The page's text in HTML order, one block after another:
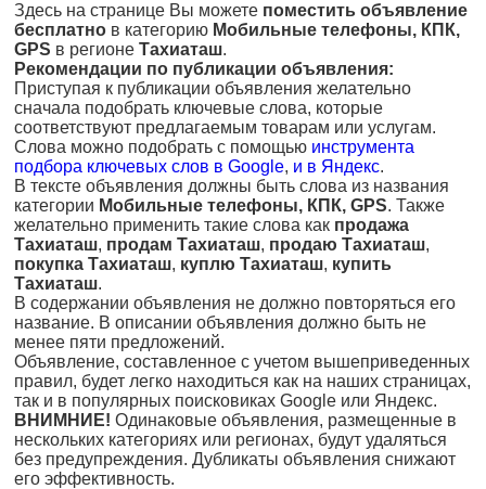
Здесь на странице Вы можете поместить объявление
бесплатно в категорию Мобильные телефоны, КПК,
GPS в регионе Тахиаташ.
Рекомендации по публикации объявления:
Приступая к публикации объявления желательно
сначала подобрать ключевые слова, которые
соответствуют предлагаемым товарам или услугам.
Слова можно подобрать с помощью инструмента
подбора ключевых слов в Google, и в Яндекс.
В тексте объявления должны быть слова из названия
категории Мобильные телефоны, КПК, GPS. Также
желательно применить такие слова как продажа
Тахиаташ, продам Тахиаташ, продаю Тахиаташ,
покупка Тахиаташ, куплю Тахиаташ, купить
Тахиаташ.
В содержании объявления не должно повторяться его
название. В описании объявления должно быть не
менее пяти предложений.
Объявление, составленное с учетом вышеприведенных
правил, будет легко находиться как на наших страницах,
так и в популярных поисковиках Google или Яндекс.
ВНИМНИЕ! Одинаковые объявления, размещенные в
нескольких категориях или регионах, будут удаляться
без предупреждения. Дубликаты объявления снижают
его эффективность.